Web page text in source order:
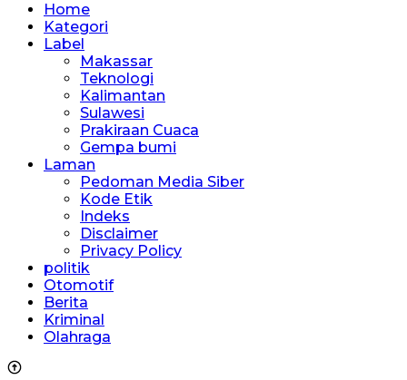
Home
Kategori
Label
Makassar
Teknologi
Kalimantan
Sulawesi
Prakiraan Cuaca
Gempa bumi
Laman
Pedoman Media Siber
Kode Etik
Indeks
Disclaimer
Privacy Policy
politik
Otomotif
Berita
Kriminal
Olahraga